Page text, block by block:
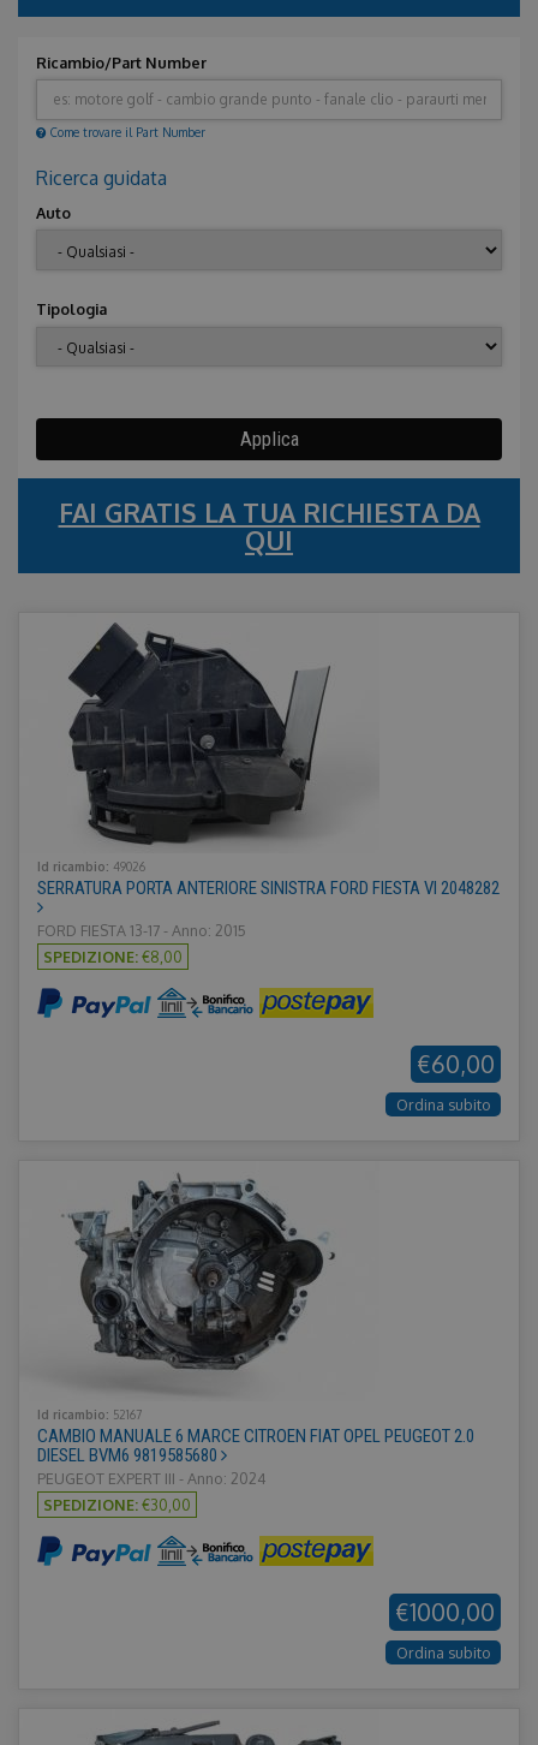
Ricambio/Part Number
Come trovare il Part Number
Nascondi
Ricerca guidata
Auto
Tipologia
Applica
FAI GRATIS LA TUA RICHIESTA DA
QUI
Id ricambio: 49026
SERRATURA PORTA ANTERIORE SINISTRA FORD FIESTA VI 2048282
FORD FIESTA 13-17 - Anno: 2015
SPEDIZIONE:€8,00
€60,00
Ordina subito
Id ricambio: 52167
CAMBIO MANUALE 6 MARCE CITROEN FIAT OPEL PEUGEOT 2.0
DIESEL BVM6 9819585680
PEUGEOT EXPERT III - Anno: 2024
SPEDIZIONE:€30,00
€1000,00
Ordina subito